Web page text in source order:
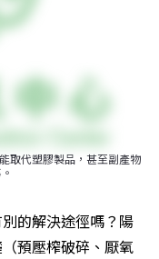
取代塑膠製品，甚至副產物
的解決途徑嗎？陽
預壓榨破碎、厭氧